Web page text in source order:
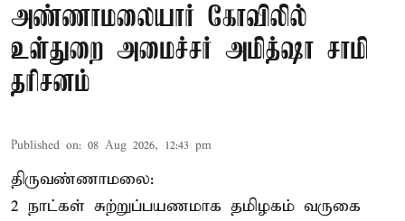
அண்ணாமலையார் கோவிலில்
உள்துறை அமைச்சர் அமித்ஷா சாமி
தரிசனம்
Published on: 08 Aug 2026, 12:43 pm
திருவண்ணாமலை:
2 நாட்கள் சுற்றுப்பயணமாக தமிழகம் வருகை